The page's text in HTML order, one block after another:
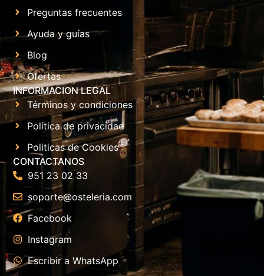
Preguntas frecuentes
Ayuda y guías
Blog
Ofertas
INFORMACION LEGAL
Términos y condiciones
Política de privacidad
Politicas de Cookies
CONTACTANOS
951 23 02 33
soporte@osteleria.com
Facebook
Instagram
Escribir a WhatsApp